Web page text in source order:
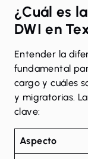
¿Cuál es
DWI en
Entender la
fundamental
cargo y cuáles
y migratorias.
clave:
Aspecto